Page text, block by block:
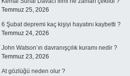
Temmuz 25, 2026
6 Şubat depremi kaç kişiyi hayatını kaybetti ?
Temmuz 24, 2026
John Watson’ın davranışçılık kuramı nedir ?
Temmuz 23, 2026
At gözlüğü neden olur ?